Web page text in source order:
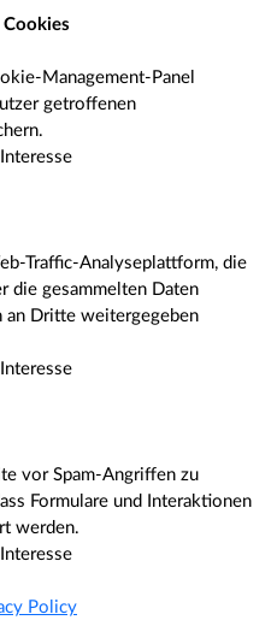
Management-Panel
getroffenen
Traffic-Analyseplattform, die
die gesammelten Daten
an Dritte weitergegeben
vor Spam-Angriffen zu
Formulare und Interaktionen
werden.
Policy